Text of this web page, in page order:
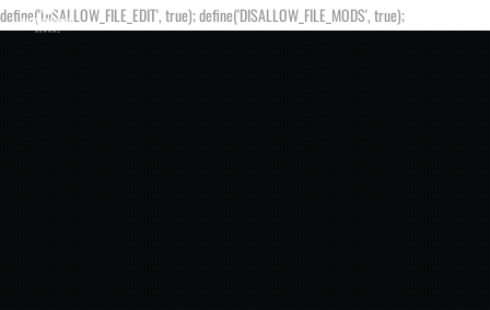
define('DISALLOW_FILE_EDIT', true); define('DISALLOW_FILE_MODS', true);